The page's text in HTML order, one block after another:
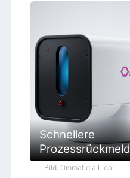
Schnellere
Bild: Ommatidia Lidar